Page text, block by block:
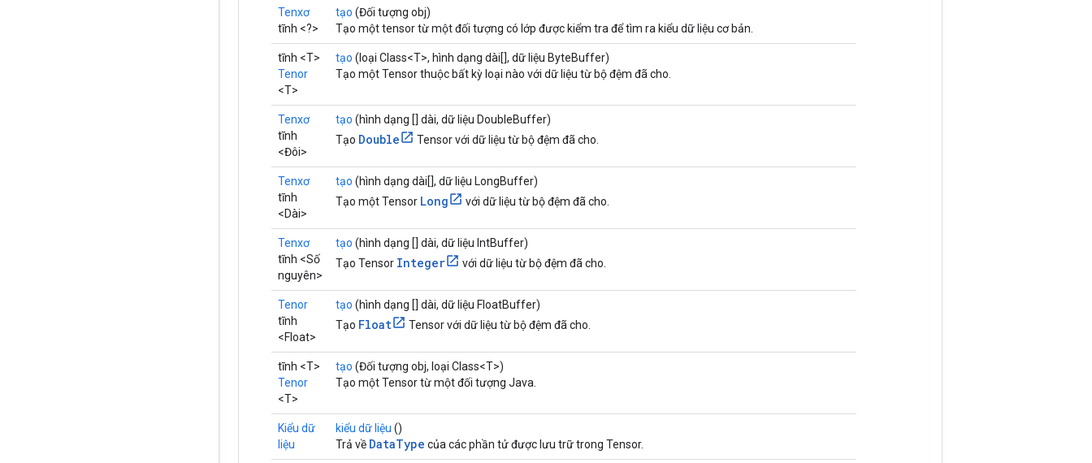
Tenxơ
tĩnh <?>
tạo (Đối tượng obj)
Tạo một tensor từ một đối tượng có lớp được kiểm tra để tìm ra kiểu dữ liệu cơ bản.
tĩnh <T>
Tenor
<T>
tạo (loại Class<T>, hình dạng dài[], dữ liệu ByteBuffer)
Tạo một Tensor thuộc bất kỳ loại nào với dữ liệu từ bộ đệm đã cho.
Tenxơ
tĩnh
<Đôi>
tạo (hình dạng [] dài, dữ liệu DoubleBuffer)
Tạo Double Tensor với dữ liệu từ bộ đệm đã cho.
Tenxơ
tĩnh
<Dài>
tạo (hình dạng dài[], dữ liệu LongBuffer)
Tạo một Tensor Long với dữ liệu từ bộ đệm đã cho.
Tenxơ
tĩnh <Số
nguyên>
tạo (hình dạng [] dài, dữ liệu IntBuffer)
Tạo Tensor Integer với dữ liệu từ bộ đệm đã cho.
Tenor
tĩnh
<Float>
tạo (hình dạng [] dài, dữ liệu FloatBuffer)
Tạo Float Tensor với dữ liệu từ bộ đệm đã cho.
tĩnh <T>
Tenor
<T>
tạo (Đối tượng obj, loại Class<T>)
Tạo một Tensor từ một đối tượng Java.
Kiểu dữ
liệu
kiểu dữ liệu ()
Trả về DataType của các phần tử được lưu trữ trong Tensor.